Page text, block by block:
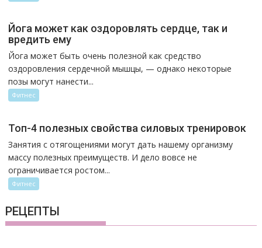
Йога может как оздоровлять сердце, так и
вредить ему
Йога может быть очень полезной как средство
оздоровления сердечной мышцы, — однако некоторые
позы могут нанести...
Фитнес
Топ-4 полезных свойства силовых тренировок
Занятия с отягощениями могут дать нашему организму
массу полезных преимуществ. И дело вовсе не
ограничивается ростом...
Фитнес
РЕЦЕПТЫ